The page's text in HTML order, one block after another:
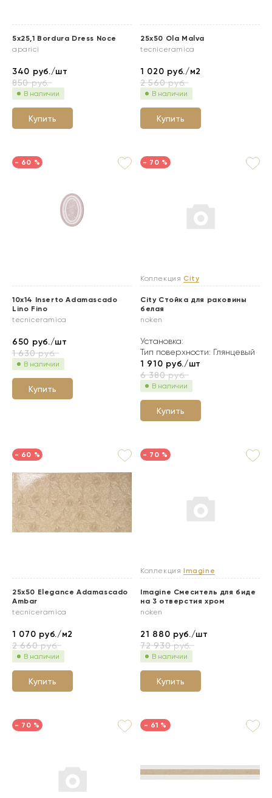
5x25,1 Bordura Dress Noce
aparici
340 руб./шт
850руб.
В наличии
Купить
25x50 Ola Malva
tecniceramica
1 020 руб./м2
2 560руб.
В наличии
Купить
- 60 %
10x14 Inserto Adamascado
Lino Fino
tecniceramica
650 руб./шт
1 630руб.
В наличии
Купить
- 70 %
Коллекция City
City Стойка для раковины
белая
noken
Установка:
Тип поверхности: Глянцевый
1 910 руб./шт
6 380руб.
В наличии
Купить
- 60 %
25x50 Elegance Adamascado
Ambar
tecniceramica
1 070 руб./м2
2 660руб.
В наличии
Купить
- 70 %
Коллекция Imagine
Imagine Смеситель для биде
на 3 отверстия хром
noken
21 880 руб./шт
72 930руб.
В наличии
Купить
- 70 % - 61 %